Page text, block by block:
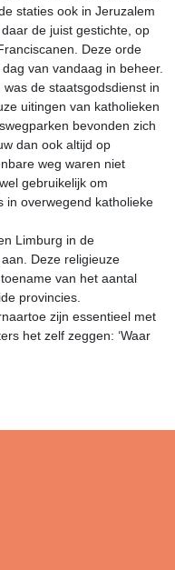
staties ook in Jeruzalem
de juist gestichte, op
Deze orde
van vandaag in beheer.
de staatsgodsdienst in
uitingen van katholieken
bevonden zich
dan ook altijd op
weg waren niet
gebruikelijk om
in overwegend katholieke
Limburg in de
Deze religieuze
van het aantal
provincies.
zijn essentieel met
het zelf zeggen: ‘Waar